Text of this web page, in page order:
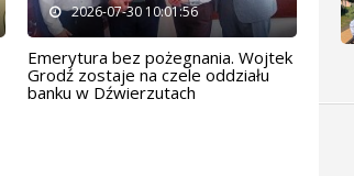
2026-07-30 10:01:56
Emerytura bez pożegnania. Wojtek
Grodź zostaje na czele oddziału
banku w Dźwierzutach